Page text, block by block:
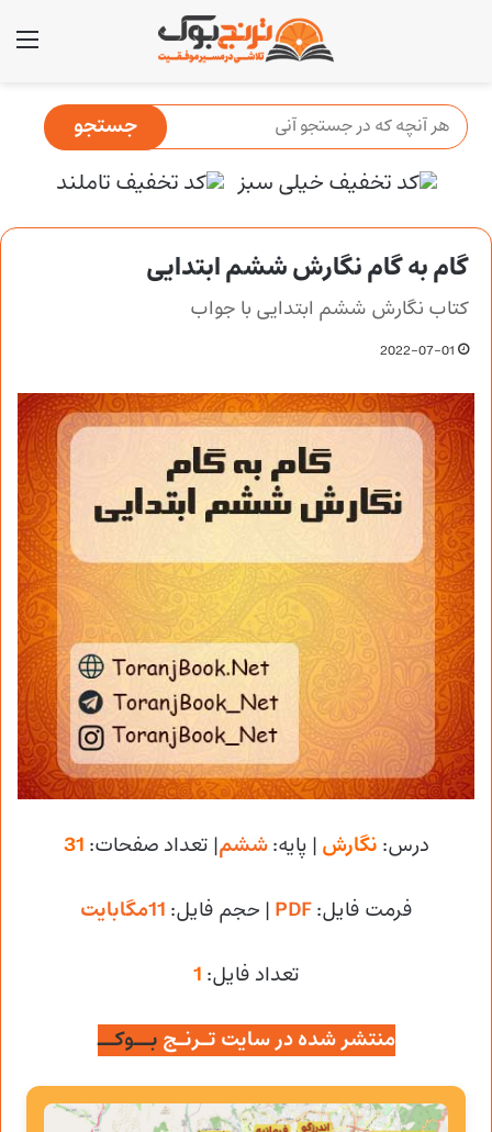
گام به گام نگارش ششم ابتدایی
کتاب نگارش ششم ابتدایی با جواب
2022-07-01
درس: نگارش | پایه:ششم| تعداد صفحات: 31
فرمت فایل:PDF | حجم فایل:
تعداد فایل: 1
منتشر شده در سایت تـرنـج بــوکــ